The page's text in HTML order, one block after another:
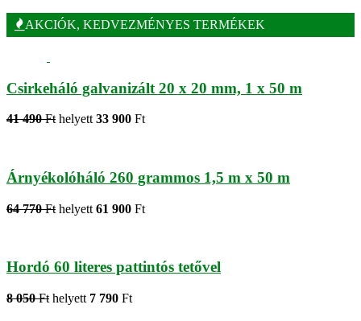
AKCIÓK, KEDVEZMÉNYES TERMÉKEK
Csirkeháló galvanizált 20 x 20 mm, 1 x 50 m
41 490 Ft helyett 33 900 Ft
Árnyékolóháló 260 grammos 1,5 m x 50 m
64 770 Ft helyett 61 900 Ft
Hordó 60 literes pattintós tetővel
8 050 Ft helyett 7 790 Ft